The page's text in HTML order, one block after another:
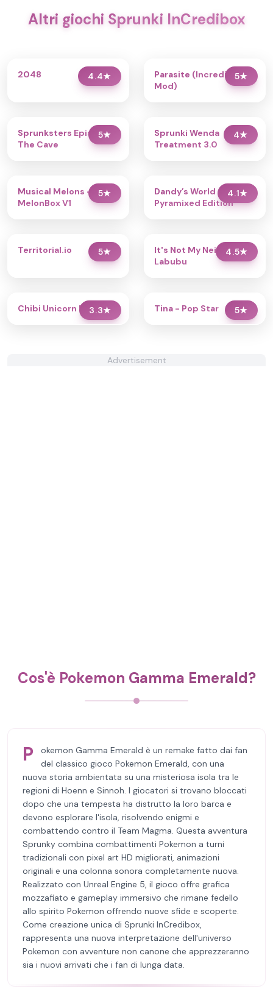
Altri giochi Sprunki InCredibox
4.4★
2048 5★
Parasite (Incredibox
Mod)
5★
Sprunksters Episode 2:
The Cave
4★
Sprunki Wenda
Treatment 3.0
5★
Musical Melons –
MelonBox V1
4.1★
Dandy’s World
Pyramixed Edition
5★
Territorial.io 4.5★
It's Not My Neighbor:
Labubu
3.3★
Chibi Unicorn Dress Up 5★
Tina - Pop Star
Advertisement
Cos'è Pokemon Gamma Emerald?
P
okemon Gamma Emerald è un remake fatto dai fan
del classico gioco Pokemon Emerald, con una
nuova storia ambientata su una misteriosa isola tra le
regioni di Hoenn e Sinnoh. I giocatori si trovano bloccati
dopo che una tempesta ha distrutto la loro barca e
devono esplorare l'isola, risolvendo enigmi e
combattendo contro il Team Magma. Questa avventura
Sprunky combina combattimenti Pokemon a turni
tradizionali con pixel art HD migliorati, animazioni
originali e una colonna sonora completamente nuova.
Realizzato con Unreal Engine 5, il gioco offre grafica
mozzafiato e gameplay immersivo che rimane fedello
allo spirito Pokemon offrendo nuove sfide e scoperte.
Come creazione unica di Sprunki InCredibox,
rappresenta una nuova interpretazione dell'universo
Pokemon con avventure non canone che apprezzeranno
sia i nuovi arrivati che i fan di lunga data.